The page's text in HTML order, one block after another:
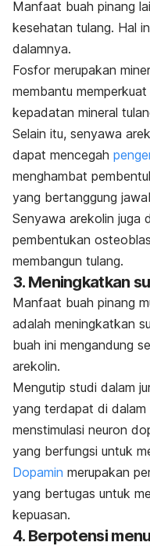
Manfaat buah pinang
kesehatan tulang. Hal
dalamnya.
Fosfor merupakan
membantu
kepadatan mineral
Selain itu, senyawa
dapat mencegah
menghambat
yang bertanggung
Senyawa arekolin juga
pembentukan
membangun tulang.
3. Meningkatkan
Manfaat buah pinang
adalah meningkatkan
buah ini mengandung
arekolin.
Mengutip studi dalam
yang terdapat di
menstimulasi neuron
yang berfungsi untuk
Dopamin merupakan
yang bertugas untuk
kepuasan.
4. Berpotensi